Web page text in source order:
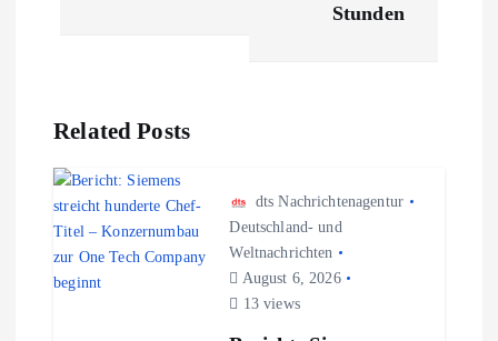
s
n
a
v
Stunden
Related Posts
dts Nachrichtenagentur
Deutschland- und
Weltnachrichten
August 6, 2026
13 views